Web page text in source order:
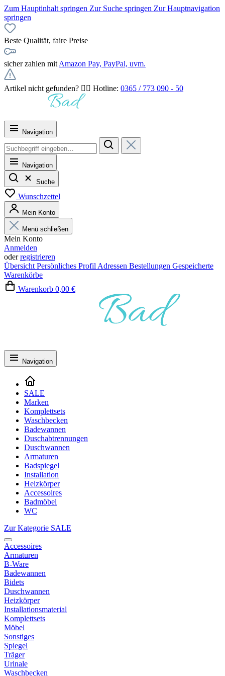
Zum Hauptinhalt springen Zur Suche springen Zur Hauptnavigation
springen
Beste Qualität, faire Preise
sicher zahlen mit Amazon Pay, PayPal, uvm.
Artikel nicht gefunden? 👉🏻 Hotline: 0365 / 773 090 - 50
Navigation
Navigation
Suche
Wunschzettel
Mein Konto
Menü schließen
Mein Konto
Anmelden
oderregistrieren
Übersicht Persönliches Profil Adressen Bestellungen Gespeicherte
Warenkörbe
Warenkorb 0,00 €
Navigation
SALE
Marken
Komplettsets
Waschbecken
Badewannen
Duschabtrennungen
Duschwannen
Armaturen
Badspiegel
Installation
Heizkörper
Accessoires
Badmöbel
WC
Zur Kategorie SALE
Accessoires
Armaturen
B-Ware
Badewannen
Bidets
Duschwannen
Heizkörper
Installationsmaterial
Komplettsets
Möbel
Sonstiges
Spiegel
Träger
Urinale
Waschbecken